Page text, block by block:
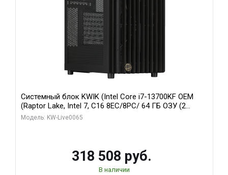
Системный блок KWIK (Intel Core i7-13700KF OEM
(Raptor Lake, Intel 7, C16 8EC/8PC/ 64 ГБ ОЗУ (2
модуля)/ ASUS RTX5080 PROART OC 16GB GDDR7
Модель: KW-Live0065
318 508 руб.
В наличии